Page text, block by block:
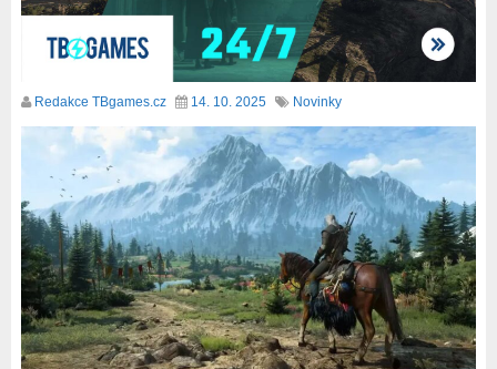
Redakce TBgames.cz 14. 10. 2025 Novinky